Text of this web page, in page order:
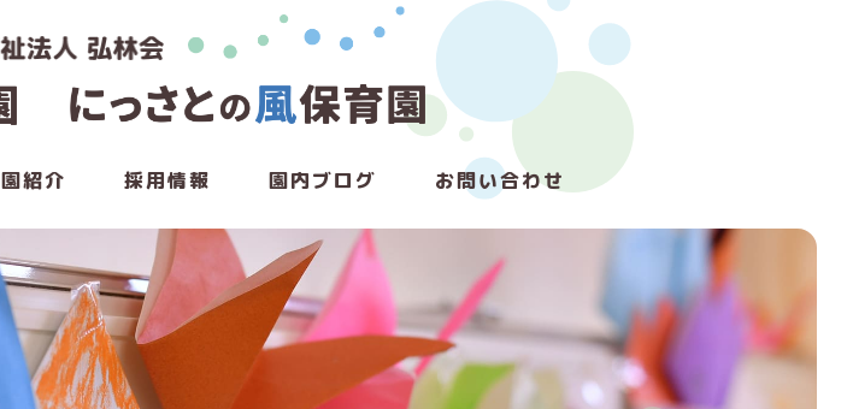
園紹介 採用情報 園内ブログ お問い合わせ